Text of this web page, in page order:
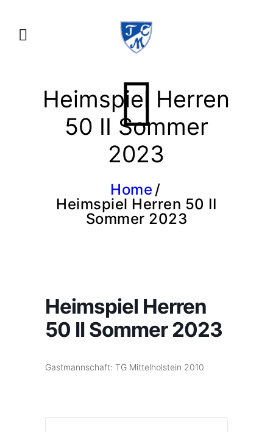
Heimspiel Herren
50 II Sommer
2023
Home
Heimspiel Herren 50 II
Sommer 2023
Heimspiel Herren
50 II Sommer 2023
Gastmannschaft: TG Mittelholstein 2010